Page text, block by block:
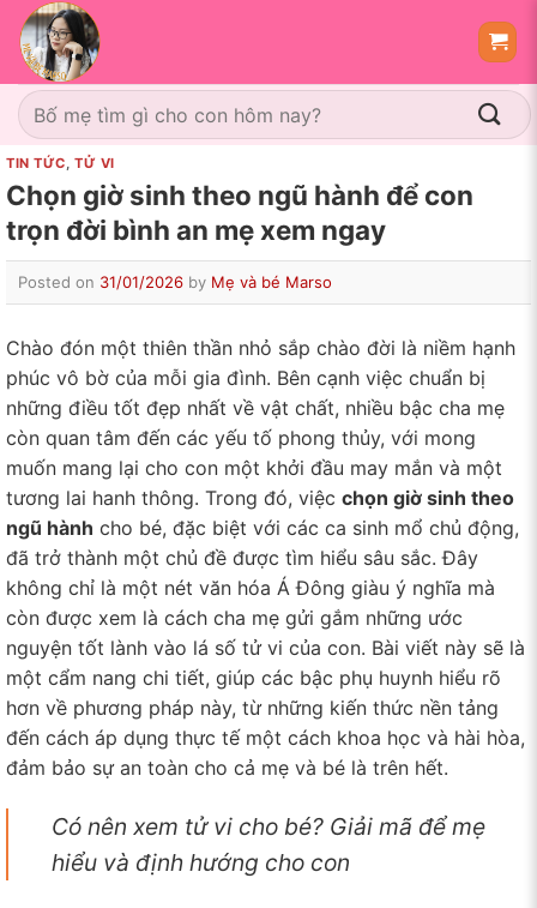
Skip
content
Tìm
kiếm:
TIN TỨC,TỬ VI
Chọn giờ sinh theo ngũ hành để con
trọn đời bình an mẹ xem ngay
Posted on 31/01/2026 by Mẹ và bé Marso
Chào đón một thiên thần nhỏ sắp chào đời là niềm hạnh
phúc vô bờ của mỗi gia đình. Bên cạnh việc chuẩn bị
những điều tốt đẹp nhất về vật chất, nhiều bậc cha mẹ
còn quan tâm đến các yếu tố phong thủy, với mong
muốn mang lại cho con một khởi đầu may mắn và một
tương lai hanh thông. Trong đó, việc chọn giờ sinh theo
ngũ hành cho bé, đặc biệt với các ca sinh mổ chủ động,
đã trở thành một chủ đề được tìm hiểu sâu sắc. Đây
không chỉ là một nét văn hóa Á Đông giàu ý nghĩa mà
còn được xem là cách cha mẹ gửi gắm những ước
nguyện tốt lành vào lá số tử vi của con. Bài viết này sẽ là
một cẩm nang chi tiết, giúp các bậc phụ huynh hiểu rõ
hơn về phương pháp này, từ những kiến thức nền tảng
đến cách áp dụng thực tế một cách khoa học và hài hòa,
đảm bảo sự an toàn cho cả mẹ và bé là trên hết.
Có nên xem tử vi cho bé? Giải mã để mẹ
hiểu và định hướng cho con